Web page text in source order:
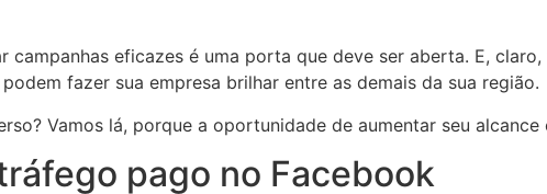
campanhas eficazes é uma porta que deve ser aberta. E,
fazer sua empresa brilhar entre as demais da sua região.
Vamos lá, porque a oportunidade de aumentar seu
pago no Facebook